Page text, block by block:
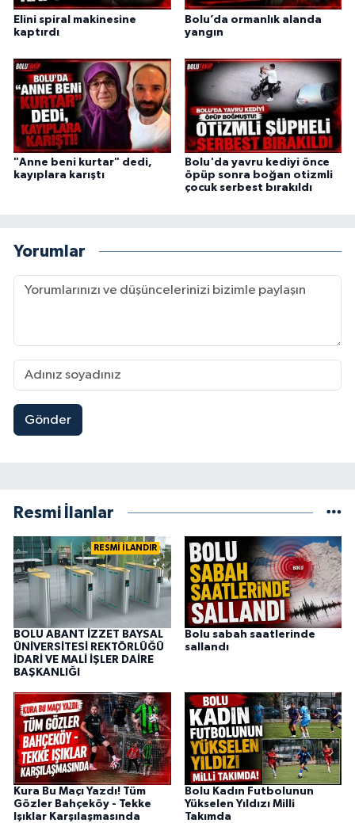
Elini spiral makinesine
kaptırdı
Bolu’da ormanlık alanda
yangın
"Anne beni kurtar" dedi,
kayıplara karıştı
Bolu'da yavru kediyi önce
öpüp sonra boğan otizmli
çocuk serbest bırakıldı
Yorumlar
Gönder
Resmi İlanlar
RESMİ İLANDIR
BOLU ABANT İZZET BAYSAL
ÜNİVERSİTESİ REKTÖRLÜĞÜ
İDARİ VE MALİ İŞLER DAİRE
BAŞKANLIĞI
Bolu sabah saatlerinde
sallandı
Kura Bu Maçı Yazdı! Tüm
Gözler Bahçeköy - Tekke
Işıklar Karşılaşmasında
Bolu Kadın Futbolunun
Yükselen Yıldızı Milli
Takımda